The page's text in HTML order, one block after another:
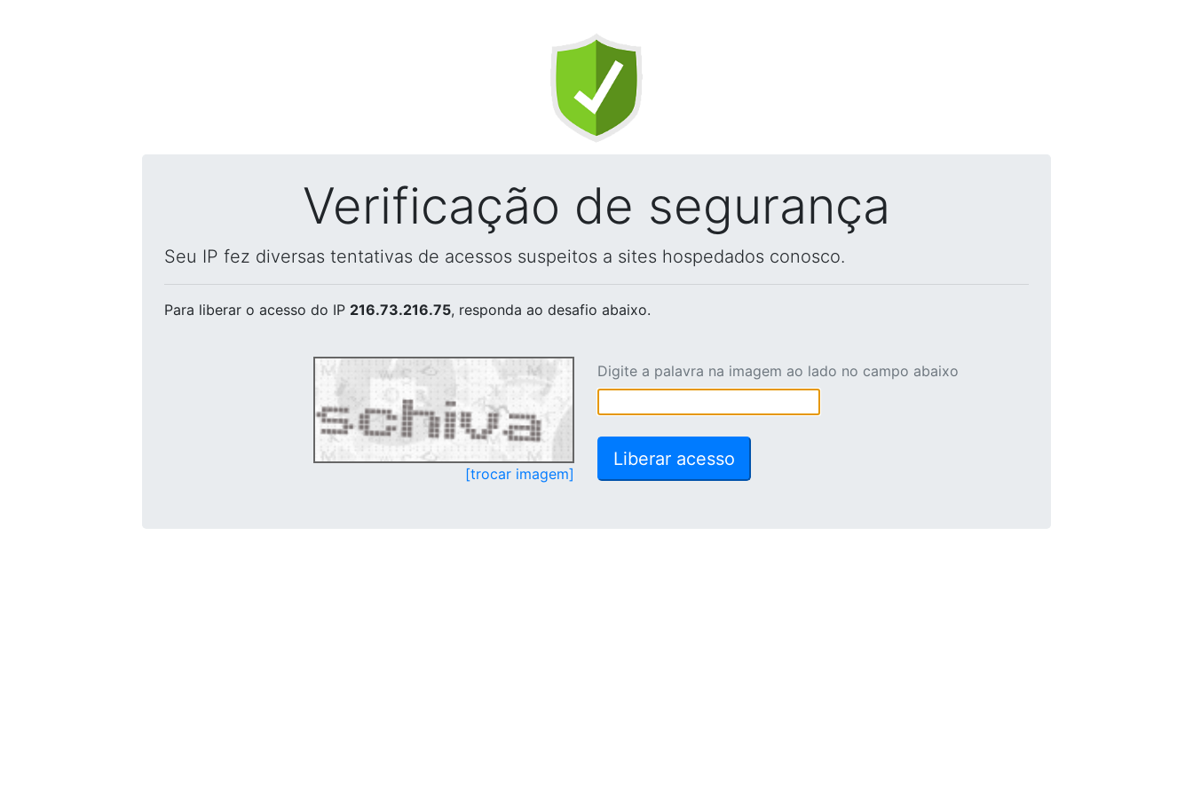
Verificação de segurança
Seu IP fez diversas tentativas de acessos suspeitos a sites hospedados conosco.
Para liberar o acesso do IP 216.73.216.75, responda ao desafio abaixo.
[trocar imagem]
Digite a palavra na imagem ao lado no campo abaixo